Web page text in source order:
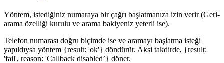
Yöntem, istediğiniz numaraya bir çağrı başlatmanıza izin verir (Geri-
arama özelliği kurulu ve arama bakiyeniz yeterli ise).
Telefon numarası doğru biçimde ise ve aramayı başlatma isteği
yapıldıysa yöntem {result: 'ok'} döndürür. Aksi takdirde, {result:
'fail', reason: 'Callback disabled’} döner.